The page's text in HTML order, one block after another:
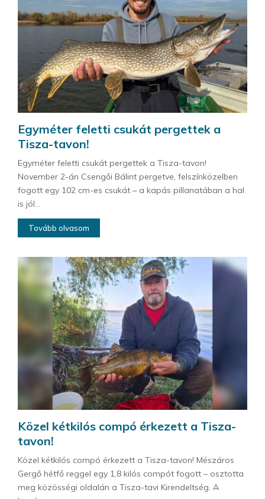
Egyméter feletti csukát pergettek a
Tisza-tavon!
Egyméter feletti csukát pergettek a Tisza-tavon!
November 2-án Csengői Bálint pergetve, felszínközelben
fogott egy 102 cm-es csukát – a kapás pillanatában a hal
is jól...
Tovább olvasom
Közel kétkilós compó érkezett a Tisza-
tavon!
Közel kétkilós compó érkezett a Tisza-tavon! Mészáros
Gergő hétfő reggel egy 1,8 kilós compót fogott – osztotta
meg közösségi oldalán a Tisza-tavi Kirendeltség. A